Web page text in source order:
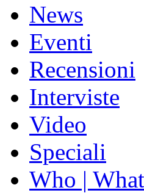
News
Eventi
Recensioni
Interviste
Video
Speciali
Who |